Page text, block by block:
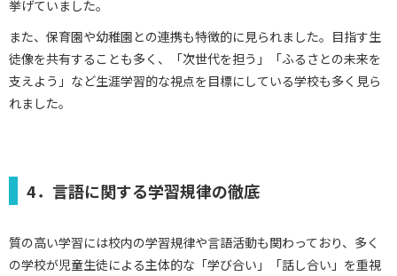
挙げていました。
また、保育園や幼稚園との連携も特徴的に見られました。目指す生
徒像を共有することも多く、「次世代を担う」「ふるさとの未来を
支えよう」など生涯学習的な視点を目標にしている学校も多く見ら
れました。
4．言語に関する学習規律の徹底
質の高い学習には校内の学習規律や言語活動も関わっており、多く
の学校が児童生徒による主体的な「学び合い」「話し合い」を重視